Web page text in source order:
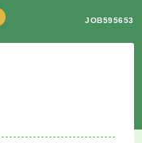
JOB595653